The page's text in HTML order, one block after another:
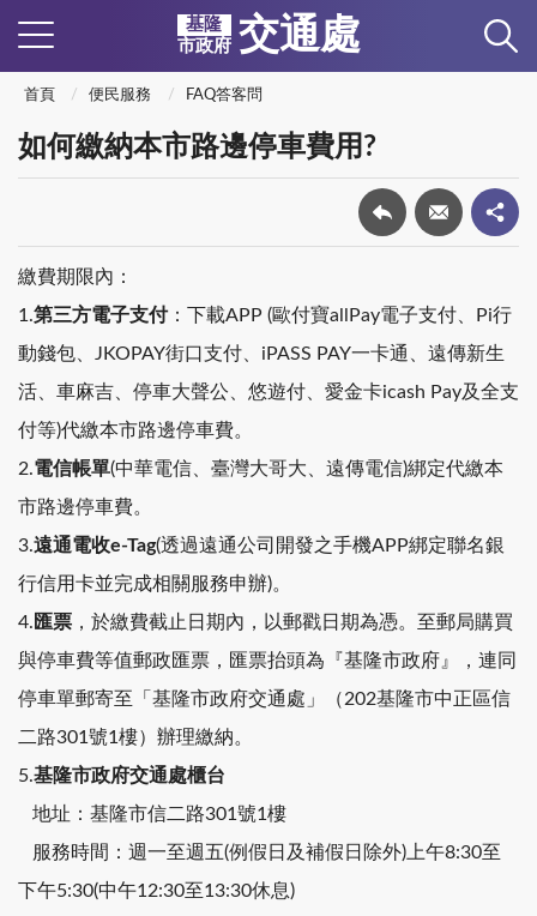
基隆
市政府 交通處
首頁 便民服務 FAQ答客問
如何繳納本市路邊停車費用?
繳費期限內：
1.第三方電子支付：下載APP (歐付寶allPay電子支付、Pi行
動錢包、JKOPAY街口支付、iPASS PAY一卡通、遠傳新生
活、車麻吉、停車大聲公、悠遊付、愛金卡icash Pay及全支
付等)代繳本市路邊停車費。
2.電信帳單(中華電信、臺灣大哥大、遠傳電信)綁定代繳本
市路邊停車費。
3.遠通電收e-Tag(透過遠通公司開發之手機APP綁定聯名銀
行信用卡並完成相關服務申辦)。
4.匯票 ，於繳費截止日期內，以郵戳日期為憑。至郵局購買
與停車費等值郵政匯票，匯票抬頭為『基隆市政府』，連同
停車單郵寄至「基隆市政府交通處」（202基隆市中正區信
二路301號1樓）辦理繳納。
5.基隆市政府交通處櫃台
地址：基隆市信二路301號1樓
服務時間：週一至週五(例假日及補假日除外)上午8:30至
下午5:30(中午12:30至13:30休息)